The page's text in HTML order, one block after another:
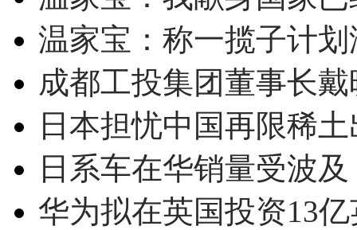
温家宝：称一揽子计
成都工投集团董事长
日本担忧中国再限稀
日系车在华销量受波
华为拟在英国投资13